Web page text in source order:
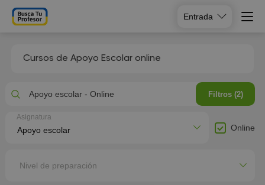
Entrada
Cursos de Apoyo Escolar online
Apoyo escolar - Online Filtros (2)
Asignatura
Online
Nivel de preparación